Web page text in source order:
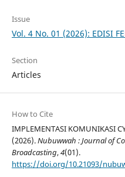
Issue
Vol. 4 No. 01 (2026): EDISI
Section
Articles
How to Cite
IMPLEMENTASI KOMUNIKASI
(2026).Nubuwwah : Journal of
Broadcasting,4(01).
https://doi.org/10.21093/